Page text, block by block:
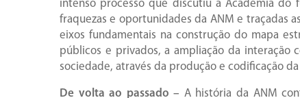
intenso processo que discutiu a Acadêmia do
fraquezas e oportunidades da ANM e traçadas
eixos fundamentais na construção do mapa
públicos e privados, a ampliação da interação
sociedade, através da produção e codificação
De volta ao passado – A história da ANM